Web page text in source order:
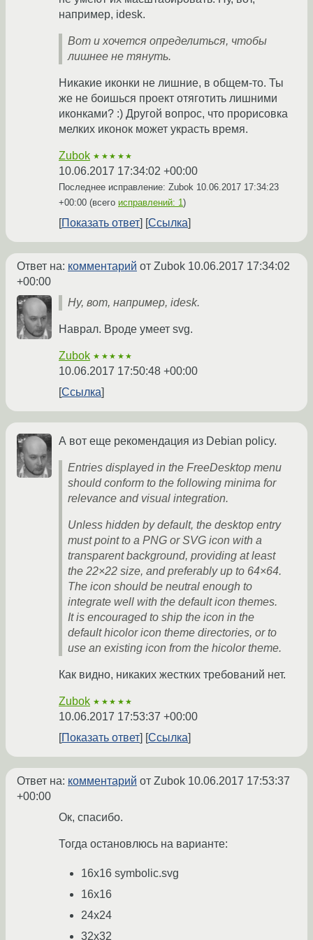
например, idesk.
Вот и хочется определиться, чтобы
лишнее не тянуть.
Никакие иконки не лишние, в общем-то. Ты
же не боишься проект отяготить лишними
иконками? :) Другой вопрос, что прорисовка
мелких иконок может украсть время.
Zubok ★★★★★
10.06.2017 17:34:02 +00:00
Последнее исправление: Zubok 10.06.2017 17:34:23
+00:00 (всего исправлений: 1)
Показать ответ Ссылка
Ответ на: комментарий от Zubok 10.06.2017 17:34:02
+00:00
Ну, вот, например, idesk.
Наврал. Вроде умеет svg.
Zubok ★★★★★
10.06.2017 17:50:48 +00:00
Ссылка
А вот еще рекомендация из Debian policy.
Entries displayed in the FreeDesktop menu
should conform to the following minima for
relevance and visual integration.
Unless hidden by default, the desktop entry
must point to a PNG or SVG icon with a
transparent background, providing at least
the 22×22 size, and preferably up to 64×64.
The icon should be neutral enough to
integrate well with the default icon themes.
It is encouraged to ship the icon in the
default hicolor icon theme directories, or to
use an existing icon from the hicolor theme.
Как видно, никаких жестких требований нет.
Zubok ★★★★★
10.06.2017 17:53:37 +00:00
Показать ответ
Ссылка
Ответ на: комментарий от Zubok 10.06.2017 17:53:37
+00:00
Ок, спасибо.
Тогда остановлюсь на варианте:
16x16 symbolic.svg
16x16
24x24
32x32